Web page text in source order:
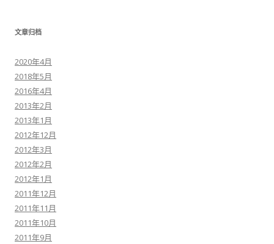
文章归档
2020年4月
2018年5月
2016年4月
2013年2月
2013年1月
2012年12月
2012年3月
2012年2月
2012年1月
2011年12月
2011年11月
2011年10月
2011年9月